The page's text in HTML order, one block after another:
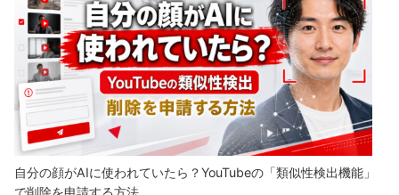
自分の顔がAIに使われていたら？YouTubeの「類似性検出機能」